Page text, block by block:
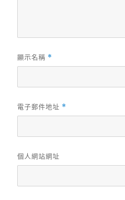
顯示名稱 *
電子郵件地址 *
個人網站網址